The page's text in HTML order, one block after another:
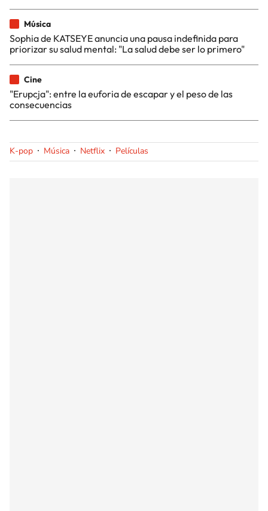
Música
Sophia de KATSEYE anuncia una pausa indefinida para
priorizar su salud mental: "La salud debe ser lo primero"
Cine
"Erupcja": entre la euforia de escapar y el peso de las
consecuencias
K-pop Música Netflix Películas